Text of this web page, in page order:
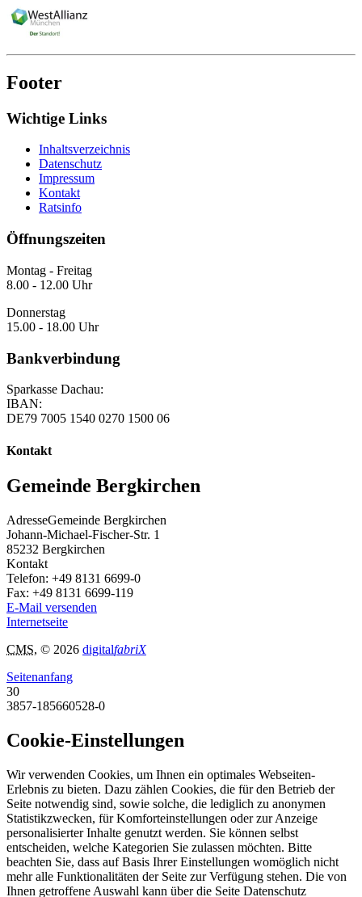
Footer
Wichtige Links
Inhaltsverzeichnis
Datenschutz
Impressum
Kontakt
Ratsinfo
Öffnungszeiten
Montag - Freitag
8.00 - 12.00 Uhr
Donnerstag
15.00 - 18.00 Uhr
Bankverbindung
Sparkasse Dachau:
IBAN:
DE79 7005 1540 0270 1500 06
Kontakt
Gemeinde Bergkirchen
AdresseGemeinde Bergkirchen
Johann-Michael-Fischer-Str. 1
85232 Bergkirchen
Kontakt
Telefon: +49 8131 6699-0
Fax: +49 8131 6699-119
E-Mail versenden
Internetseite
CMS, © 2026 digitalfabriX
Seitenanfang
30
3857-185660528-0
Cookie-Einstellungen
Wir verwenden Cookies, um Ihnen ein optimales Webseiten-
Erlebnis zu bieten. Dazu zählen Cookies, die für den Betrieb der
Seite notwendig sind, sowie solche, die lediglich zu anonymen
Statistikzwecken, für Komforteinstellungen oder zur Anzeige
personalisierter Inhalte genutzt werden. Sie können selbst
entscheiden, welche Kategorien Sie zulassen möchten. Bitte
beachten Sie, dass auf Basis Ihrer Einstellungen womöglich nicht
mehr alle Funktionalitäten der Seite zur Verfügung stehen. Die von
Ihnen getroffene Auswahl kann über die Seite Datenschutz